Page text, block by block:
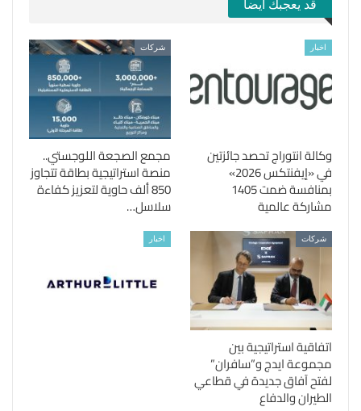
قد يعجبك ايضا
اخبار
وكالة انتوراج تحصد جائزتين
في «إيفنتكس 2026»
بمنافسة ضمت 1405
مشاركة عالمية
شركات
مجمع الصجعة اللوجستي..
منصة استراتيجية بطاقة تتجاوز
850 ألف حاوية لتعزيز كفاءة
سلاسل…
شركات
اتفاقية استراتيجية بين
مجموعة ايدج و”سافران”
لفتح آفاق جديدة في قطاعي
الطيران والدفاع
اخبار